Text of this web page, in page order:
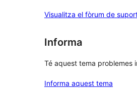
Visualitza el fòrum de
Informa
Té aquest tema problemes
Informa aquest tema